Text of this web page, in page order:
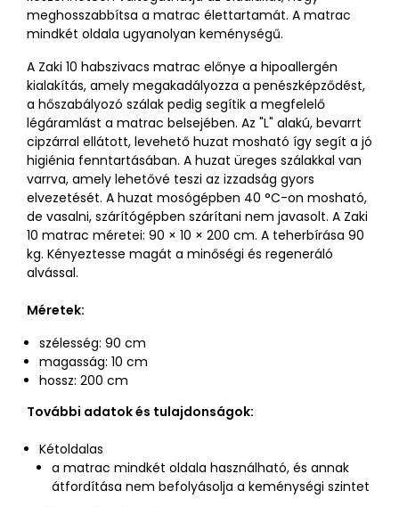
meghosszabbítsa a matrac élettartamát. A matrac
mindkét oldala ugyanolyan keménységű.
A Zaki 10 habszivacs matrac előnye a hipoallergén
kialakítás, amely megakadályozza a penészképződést,
a hőszabályozó szálak pedig segítik a megfelelő
légáramlást a matrac belsejében. Az "L" alakú, bevarrt
cipzárral ellátott, levehető huzat mosható így segít a jó
higiénia fenntartásában. A huzat üreges szálakkal van
varrva, amely lehetővé teszi az izzadság gyors
elvezetését. A huzat mosógépben 40 °C-on mosható,
de vasalni, szárítógépben szárítani nem javasolt. A Zaki
10 matrac méretei: 90 × 10 × 200 cm. A teherbírása 90
kg. Kényeztesse magát a minőségi és regeneráló
alvással.
Méretek:
szélesség: 90 cm
magasság: 10 cm
hossz: 200 cm
További adatok és tulajdonságok:
Kétoldalas
a matrac mindkét oldala használható, és annak
átfordítása nem befolyásolja a keménységi szintet